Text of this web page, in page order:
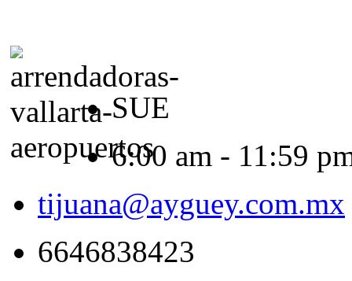
SUE
6:00 am - 11:59
tijuana@ayguey.com.mx
6646838423